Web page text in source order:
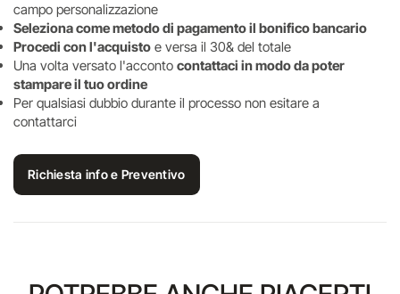
campo personalizzazione
Seleziona come metodo di pagamento il bonifico bancario
Procedi con l'acquisto e versa il 30& del totale
Una volta versato l'acconto contattaci in modo da poter
stampare il tuo ordine
Per qualsiasi dubbio durante il processo non esitare a
contattarci
Richiesta info e Preventivo